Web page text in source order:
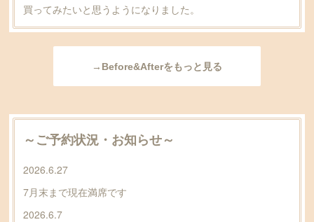
買ってみたいと思うようになりました。
→Before&Afterをもっと見る
～ご予約状況・お知らせ～
2026.6.27
7月末まで現在満席です
2026.6.7